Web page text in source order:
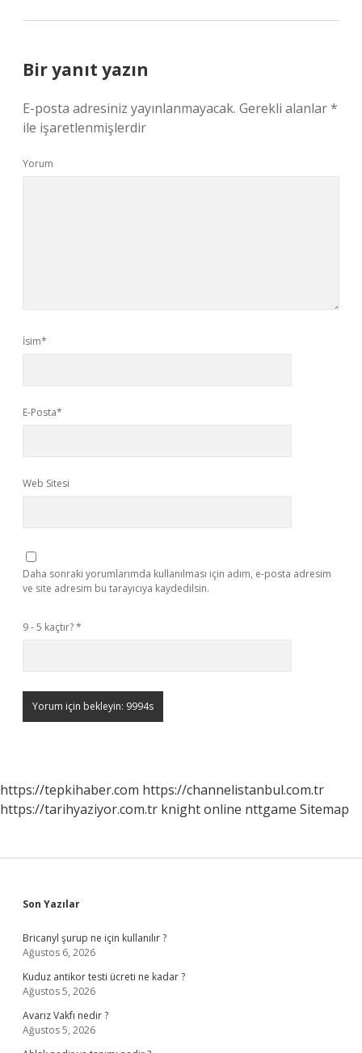
Bir yanıt yazın
E-posta adresiniz yayınlanmayacak. Gerekli alanlar*
ile işaretlenmişlerdir
Yorum
İsim*
E-Posta*
Web Sitesi
Daha sonraki yorumlarımda kullanılması için adım, e-posta adresim
ve site adresim bu tarayıcıya kaydedilsin.
9 - 5 kaçtır?*
https://tepkihaber.com https://channelistanbul.com.tr
https://tarihyaziyor.com.tr knight online nttgame Sitemap
Sidebar
Son Yazılar
Bricanyl şurup ne için kullanılır ?
Ağustos 6, 2026
Kuduz antikor testi ücreti ne kadar ?
Ağustos 5, 2026
Avarız Vakfı nedir ?
Ağustos 5, 2026